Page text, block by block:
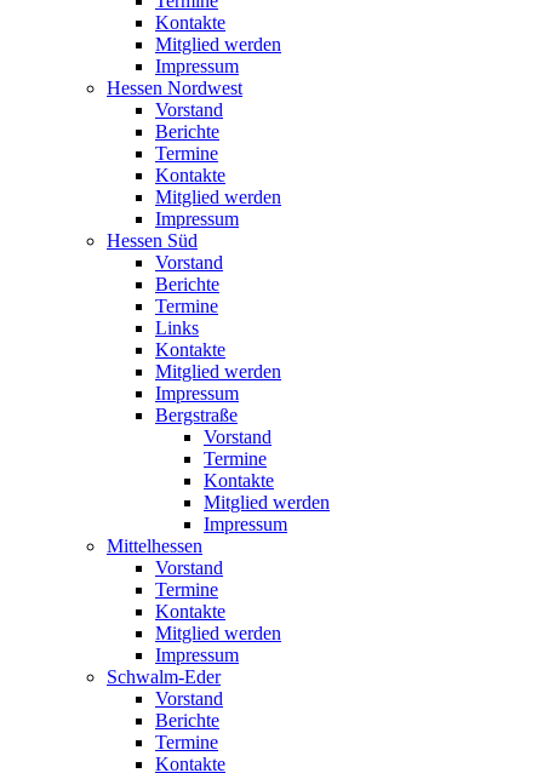
Kontakte
Mitglied werden
Impressum
Hessen Nordwest
Vorstand
Berichte
Termine
Kontakte
Mitglied werden
Impressum
Hessen Süd
Vorstand
Berichte
Termine
Links
Kontakte
Mitglied werden
Impressum
Bergstraße
Vorstand
Termine
Kontakte
Mitglied werden
Impressum
Mittelhessen
Vorstand
Termine
Kontakte
Mitglied werden
Impressum
Schwalm-Eder
Vorstand
Berichte
Termine
Kontakte